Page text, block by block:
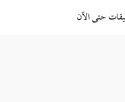
حتى الآن